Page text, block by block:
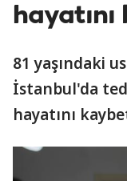
81 yaşındaki
İstanbul'da
hayatını